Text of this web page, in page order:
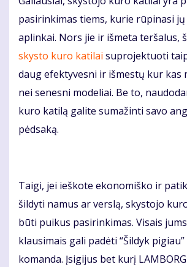
pasirinkimas tiems, kurie rūpinasi
aplinkai. Nors jie ir išmeta teršalus,
skysto kuro katilai suprojektuoti
daug efektyvesni ir išmestų kur kas
nei senesni modeliai. Be to,
kuro katilą galite sumažinti savo
pėdsaką.
Taigi, jei ieškote ekonomiško ir
šildyti namus ar verslą, skystojo
būti puikus pasirinkimas. Visais
klausimais gali padėti “Šildyk
komanda. Įsigijus bet kurį